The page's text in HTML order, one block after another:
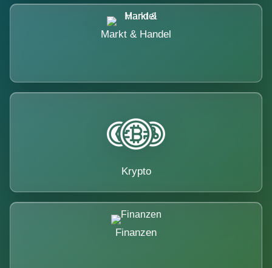
Markt & Handel
Krypto
Finanzen